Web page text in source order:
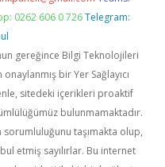
0262 606 0 726 Telegram:
gereğince Bilgi Teknolojileri
bir Yer Sağlayıcı
sitedeki içerikleri proaktif
bulunmamaktadır.
sorumluluğunu taşımakta olup,
etmiş sayılırlar. Bu internet